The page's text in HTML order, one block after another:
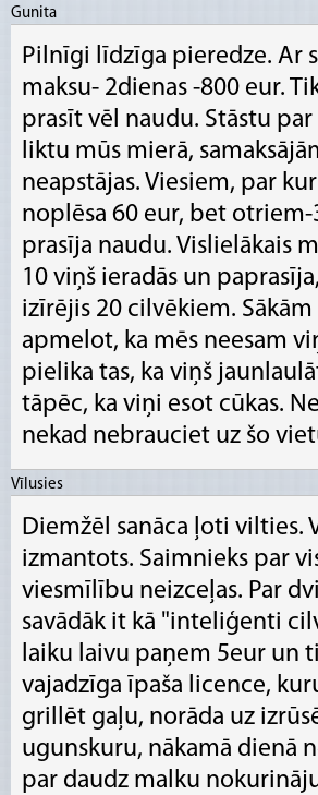
Gunita
Pilnīgi līdzīga pieredze. Ar
maksu- 2dienas -800 eur.
prasīt vēl naudu. Stāstu
liktu mūs mierā,
neapstājas. Viesiem, par
noplēsa 60 eur, bet
prasīja naudu. Vislielākais
10 viņš ieradās un
izīrējis 20 cilvēkiem.
apmelot, ka mēs neesam
pielika tas, ka viņš
tāpēc, ka viņi esot cūkas.
nekad nebrauciet uz šo
Vīlusies
Diemžēl sanāca ļoti vilties.
izmantots. Saimnieks par
viesmīlību neizceļas. Par
savādāk it kā "inteliģenti
laiku laivu paņem 5eur un
vajadzīga īpaša licence,
grillēt gaļu, norāda uz
ugunskuru, nākamā dienā
par daudz malku